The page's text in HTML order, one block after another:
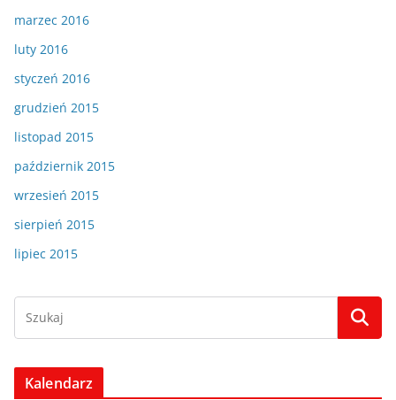
marzec 2016
luty 2016
styczeń 2016
grudzień 2015
listopad 2015
październik 2015
wrzesień 2015
sierpień 2015
lipiec 2015
Kalendarz